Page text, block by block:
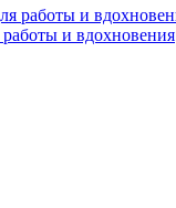
и вдохновения